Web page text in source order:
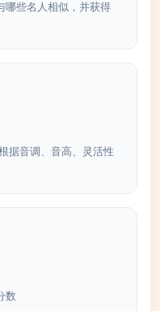
哪些名人相似，并获得
据音调、音高、灵活性
数